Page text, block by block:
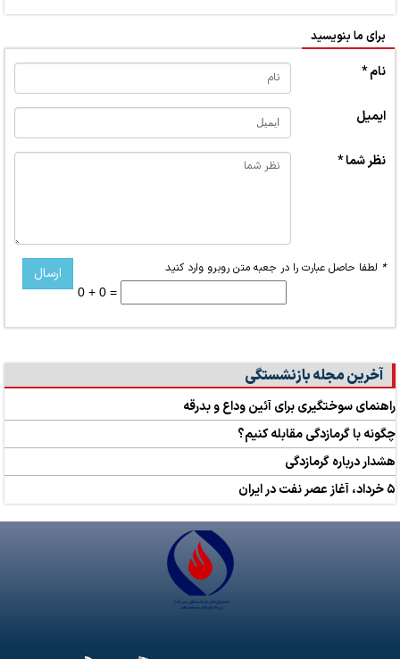
برای ما بنویسید
نام *
ایمیل
نظر شما *
* لطفا حاصل عبارت را در جعبه متن روبرو وارد کنید
0 + 0 =
آخرین مجله بازنشستگی
راهنمای سوختگیری برای آئین وداع و بدرقه
چگونه با گرمازدگی مقابله کنیم؟
هشدار درباره گرمازدگی
۵ خرداد، آغاز عصر نفت در ایران